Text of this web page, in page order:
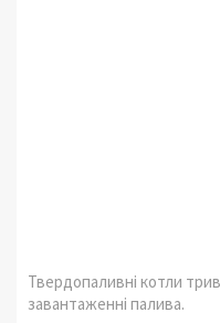
Твердопаливні котли
завантаженні палива.